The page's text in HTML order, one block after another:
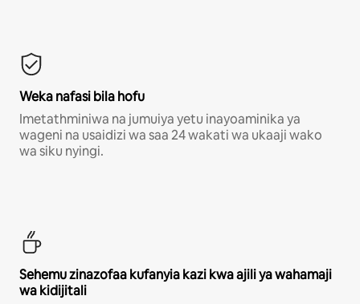
Weka nafasi bila hofu
Imetathminiwa na jumuiya yetu inayoaminika ya
wageni na usaidizi wa saa 24 wakati wa ukaaji wako
wa siku nyingi.
Sehemu zinazofaa kufanyia kazi kwa ajili ya wahamaji
wa kidijitali